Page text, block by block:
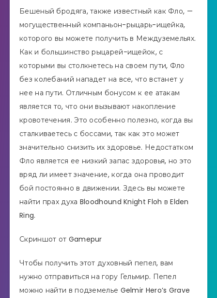
Бешеный бродяга, также известный как Фло, —
могущественный компаньон-рыцарь-ищейка,
которого вы можете получить в Междуземельях.
Как и большинство рыцарей-ищейок, с
которыми вы столкнетесь на своем пути, Фло
без колебаний нападет на все, что встанет у
нее на пути. Отличным бонусом к ее атакам
является то, что они вызывают накопление
кровотечения. Это особенно полезно, когда вы
сталкиваетесь с боссами, так как это может
значительно снизить их здоровье. Недостатком
Фло является ее низкий запас здоровья, но это
вряд ли имеет значение, когда она проводит
бой постоянно в движении. Здесь вы можете
найти прах духа Bloodhound Knight Floh в Elden
Ring.
Скриншот от Gamepur
Чтобы получить этот духовный пепел, вам
нужно отправиться на гору Гельмир. Пепел
можно найти в подземелье Gelmir Hero’s Grave